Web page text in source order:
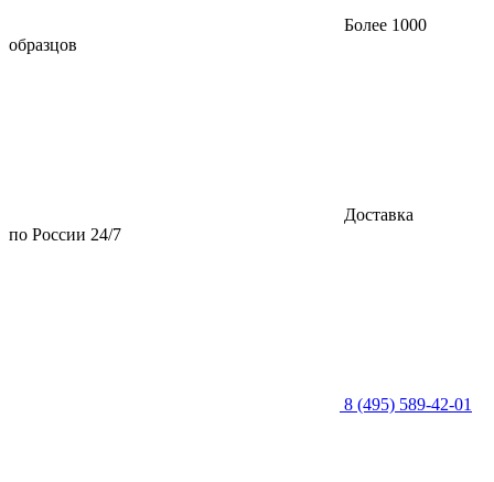
Более 1000
образцов
Доставка
по России 24/7
8 (495) 589-42-01